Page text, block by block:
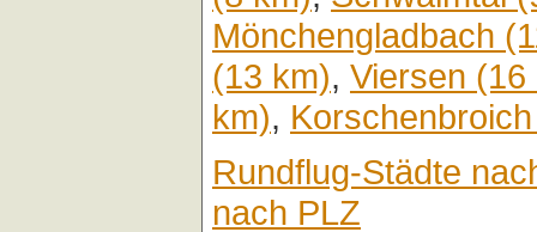
Mönchengladbach
(13 km), Viersen (16
km),
Rundflug-Städte
nach PLZ